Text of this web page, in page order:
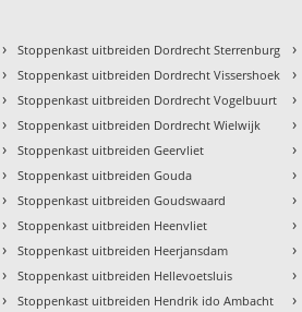
› Stoppenkast uitbreiden Dordrecht Sterrenburg
› Stoppenkast uitbreiden Dordrecht Vissershoek
› Stoppenkast uitbreiden Dordrecht Vogelbuurt
› Stoppenkast uitbreiden Dordrecht Wielwijk
› Stoppenkast uitbreiden Geervliet
› Stoppenkast uitbreiden Gouda
› Stoppenkast uitbreiden Goudswaard
› Stoppenkast uitbreiden Heenvliet
› Stoppenkast uitbreiden Heerjansdam
› Stoppenkast uitbreiden Hellevoetsluis
› Stoppenkast uitbreiden Hendrik ido Ambacht
›
›
›
›
›
›
›
›
›
›
›